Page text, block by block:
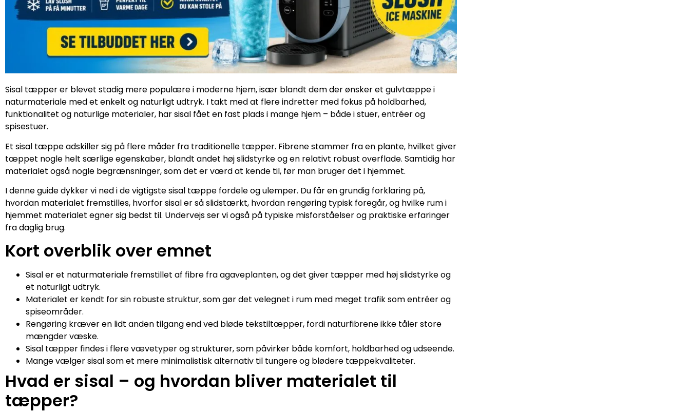
Sisal tæpper er blevet stadig mere populære i moderne hjem, især blandt dem der ønsker et gulvtæppe i
naturmateriale med et enkelt og naturligt udtryk. I takt med at flere indretter med fokus på holdbarhed,
funktionalitet og naturlige materialer, har sisal fået en fast plads i mange hjem – både i stuer, entréer og
spisestuer.
Et sisal tæppe adskiller sig på flere måder fra traditionelle tæpper. Fibrene stammer fra en plante, hvilket giver
tæppet nogle helt særlige egenskaber, blandt andet høj slidstyrke og en relativt robust overflade. Samtidig har
materialet også nogle begrænsninger, som det er værd at kende til, før man bruger det i hjemmet.
I denne guide dykker vi ned i de vigtigste sisal tæppe fordele og ulemper. Du får en grundig forklaring på,
hvordan materialet fremstilles, hvorfor sisal er så slidstærkt, hvordan rengøring typisk foregår, og hvilke rum i
hjemmet materialet egner sig bedst til. Undervejs ser vi også på typiske misforståelser og praktiske erfaringer
fra daglig brug.
Kort overblik over emnet
Sisal er et naturmateriale fremstillet af fibre fra agaveplanten, og det giver tæpper med høj slidstyrke og
et naturligt udtryk.
Materialet er kendt for sin robuste struktur, som gør det velegnet i rum med meget trafik som entréer og
spiseområder.
Rengøring kræver en lidt anden tilgang end ved bløde tekstiltæpper, fordi naturfibrene ikke tåler store
mængder væske.
Sisal tæpper findes i flere vævetyper og strukturer, som påvirker både komfort, holdbarhed og udseende.
Mange vælger sisal som et mere minimalistisk alternativ til tungere og blødere tæppekvaliteter.
Hvad er sisal – og hvordan bliver materialet til
tæpper?